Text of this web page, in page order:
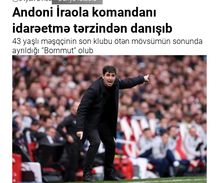
Andoni İraola komandanı
idarəetmə tərzindən danışıb
43 yaşlı məşqçinin son klubu ötən mövsümün sonunda
ayrıldığı “Bornmut” olub